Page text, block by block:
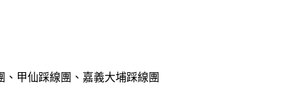
甲仙踩線團、嘉義大埔踩線團